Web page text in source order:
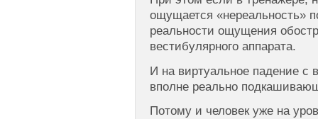
ощущается «нереальность»
реальности ощущения
вестибулярного аппарата.
И на виртуальное падение с
вполне реально
Потому и человек уже на